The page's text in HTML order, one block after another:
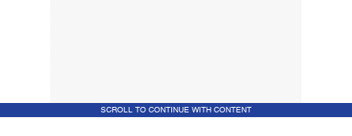
SCROLL TO CONTINUE WITH CONTENT